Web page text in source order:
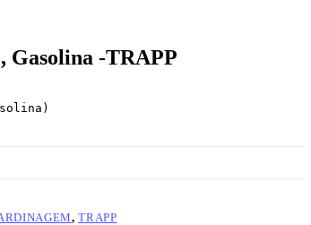
Gasolina -TRAPP
,TRAPP